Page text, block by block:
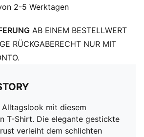
2-5 Werktagen
AB EINEM BESTELLWERT
RÜCKGABERECHT NUR MIT
Alltagslook mit diesem
T-Shirt. Die elegante gestickte
verleiht dem schlichten